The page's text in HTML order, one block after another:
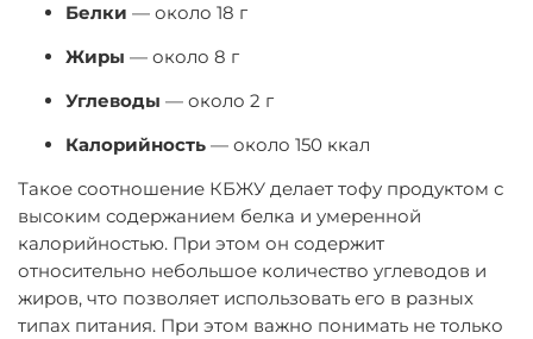
Белки — около 18 г
Жиры — около 8 г
Углеводы — около 2 г
Калорийность — около 150 ккал
Такое соотношение КБЖУ делает тофу продуктом с
высоким содержанием белка и умеренной
калорийностью. При этом он содержит
относительно небольшое количество углеводов и
жиров, что позволяет использовать его в разных
типах питания. При этом важно понимать не только